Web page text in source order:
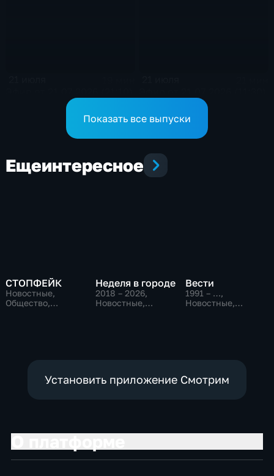
Показать все выпуски
Ещеинтересное
СТОПФЕЙК
Новостные,
Общество,
Неделя в городе
2018 – 2026,
Новостные,
Вести
1991 – …,
Новостные,
Установить приложение Смотрим